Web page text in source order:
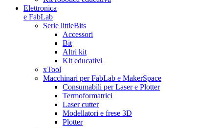
Elettronica
e FabLab
Serie littleBits
Accessori
Bit
Altri kit
Kit educativi
xTool
Macchinari per FabLab e MakerSpace
Consumabili per Laser e Plotter
Termoformatrici
Laser cutter
Modellatori e frese 3D
Plotter